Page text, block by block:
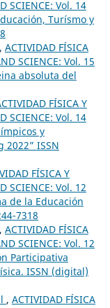
SCIENCE: Vol. 14
Turísmo y
, ACTIVIDAD FÍSICA
SCIENCE: Vol. 15
absoluta del
FÍSICA Y
SCIENCE: Vol. 14
y
ISSN
FÍSICA Y
SCIENCE: Vol. 12
de la Educación
7318
, ACTIVIDAD FÍSICA
SCIENCE: Vol. 12
Participativa
ISSN (digital)
, ACTIVIDAD FÍSICA